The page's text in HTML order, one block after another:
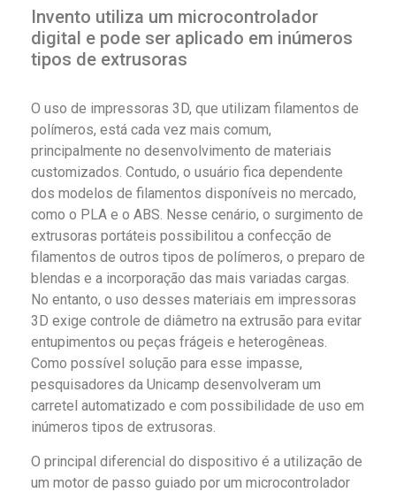
Invento utiliza um microcontrolador
digital e pode ser aplicado em inúmeros
tipos de extrusoras
O uso de impressoras 3D, que utilizam filamentos de
polímeros, está cada vez mais comum,
principalmente no desenvolvimento de materiais
customizados. Contudo, o usuário fica dependente
dos modelos de filamentos disponíveis no mercado,
como o PLA e o ABS. Nesse cenário, o surgimento de
extrusoras portáteis possibilitou a confecção de
filamentos de outros tipos de polímeros, o preparo de
blendas e a incorporação das mais variadas cargas.
No entanto, o uso desses materiais em impressoras
3D exige controle de diâmetro na extrusão para evitar
entupimentos ou peças frágeis e heterogêneas.
Como possível solução para esse impasse,
pesquisadores da Unicamp desenvolveram um
carretel automatizado e com possibilidade de uso em
inúmeros tipos de extrusoras.
O principal diferencial do dispositivo é a utilização de
um motor de passo guiado por um microcontrolador